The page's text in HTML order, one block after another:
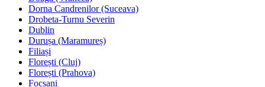
Dorna Candrenilor (Suceava)
Drobeta-Turnu Severin
Dublin
Durușa (Maramureș)
Filiași
Florești (Cluj)
Florești (Prahova)
Focșani